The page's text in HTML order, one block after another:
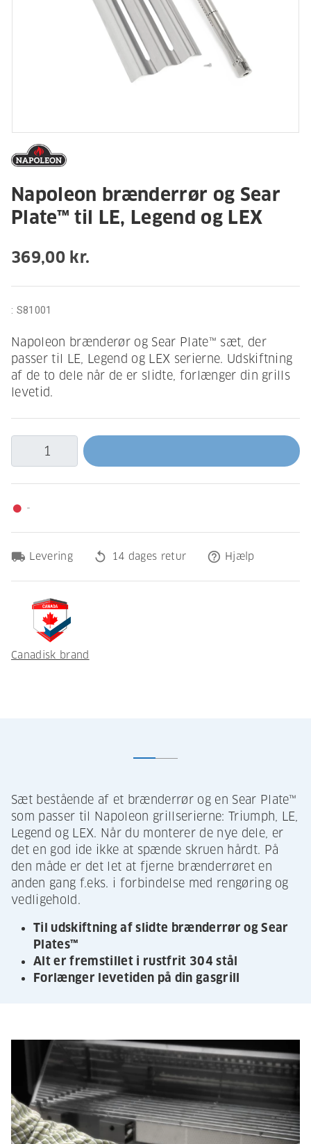
Napoleon brænderrør og Sear
Plate™ til LE, Legend og LEX
369,00 kr.
: S81001
Napoleon brænderør og Sear Plate™ sæt, der
passer til LE, Legend og LEX serierne. Udskiftning
af de to dele når de er slidte, forlænger din grills
levetid.
fiber_manual_record -
local_shipping Levering replay 14 dages retur help_outline Hjælp
Canadisk brand
Sæt bestående af et brænderrør og en Sear Plate™
som passer til Napoleon grillserierne: Triumph, LE,
Legend og LEX. Når du monterer de nye dele, er
det en god ide ikke at spænde skruen hårdt. På
den måde er det let at fjerne brænderrøret en
anden gang f.eks. i forbindelse med rengøring og
vedligehold.
Til udskiftning af slidte brænderrør og Sear
Plates™
Alt er fremstillet i rustfrit 304 stål
Forlænger levetiden på din gasgrill